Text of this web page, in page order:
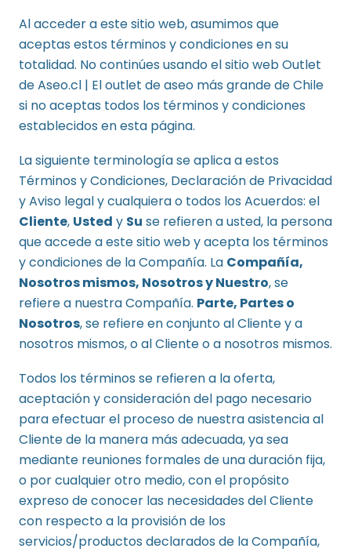
Al acceder a este sitio web, asumimos que
aceptas estos términos y condiciones en su
totalidad. No continúes usando el sitio web Outlet
de Aseo.cl | El outlet de aseo más grande de Chile
si no aceptas todos los términos y condiciones
establecidos en esta página.
La siguiente terminología se aplica a estos
Términos y Condiciones, Declaración de Privacidad
y Aviso legal y cualquiera o todos los Acuerdos: el
Cliente, Usted y Su se refieren a usted, la persona
que accede a este sitio web y acepta los términos
y condiciones de la Compañía. La Compañía,
Nosotros mismos, Nosotros y Nuestro, se
refiere a nuestra Compañía. Parte, Partes o
Nosotros, se refiere en conjunto al Cliente y a
nosotros mismos, o al Cliente o a nosotros mismos.
Todos los términos se refieren a la oferta,
aceptación y consideración del pago necesario
para efectuar el proceso de nuestra asistencia al
Cliente de la manera más adecuada, ya sea
mediante reuniones formales de una duración fija,
o por cualquier otro medio, con el propósito
expreso de conocer las necesidades del Cliente
con respecto a la provisión de los
servicios/productos declarados de la Compañía,